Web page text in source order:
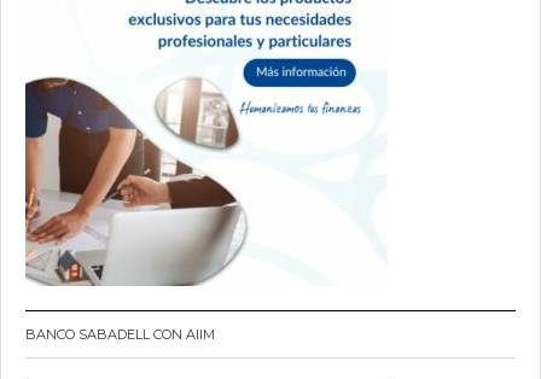
BANCO SABADELL CON AIIM